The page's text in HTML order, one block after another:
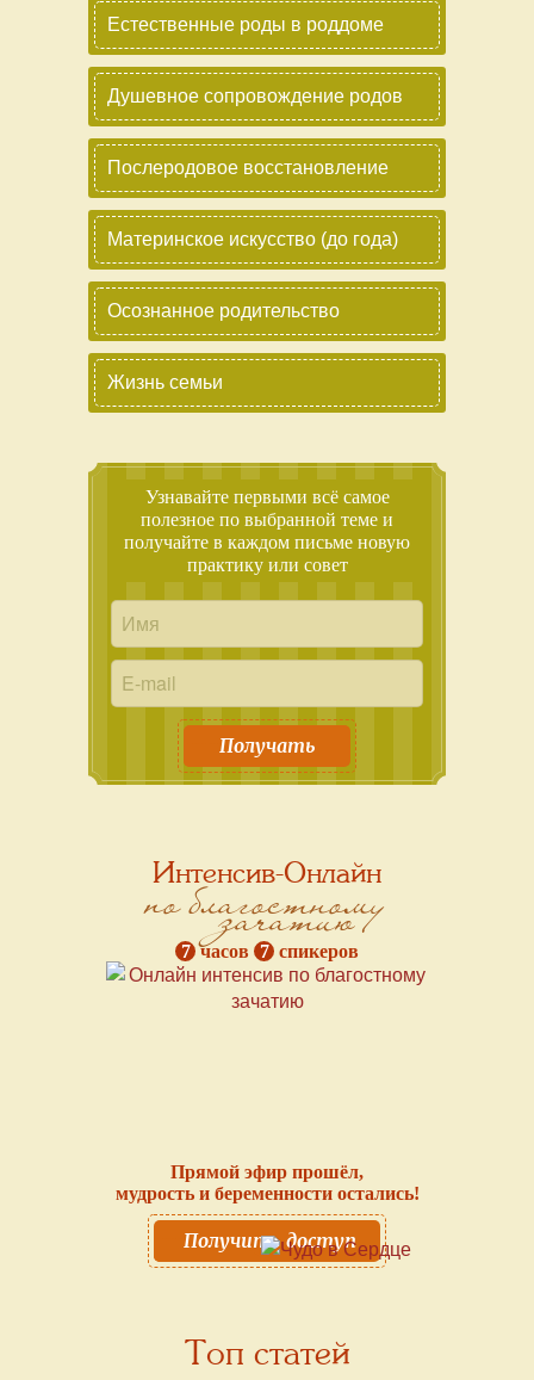
Естественные роды в роддоме
Душевное сопровождение родов
Послеродовое восстановление
Материнское искусство (до года)
Осознанное родительство
Жизнь семьи
Узнавайте первыми всё самое
полезное по выбранной теме и
получайте в каждом письме новую
практику или совет
Получать
Интенсив-Онлайн
по благостному
зачатию
7 часов 7 спикеров
Прямой эфир прошёл,
мудрость и беременности остались!
Получить доступ
Топ статей